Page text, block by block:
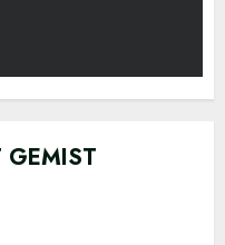
GEMIST